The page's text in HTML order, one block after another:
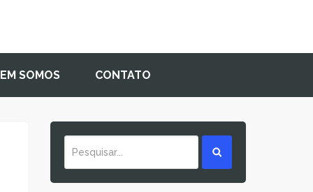
SOMOS CONTATO